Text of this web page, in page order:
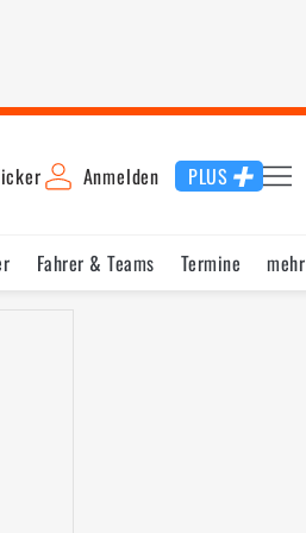
Anmelden PLUS
Fahrer & Teams
Termine
mehr